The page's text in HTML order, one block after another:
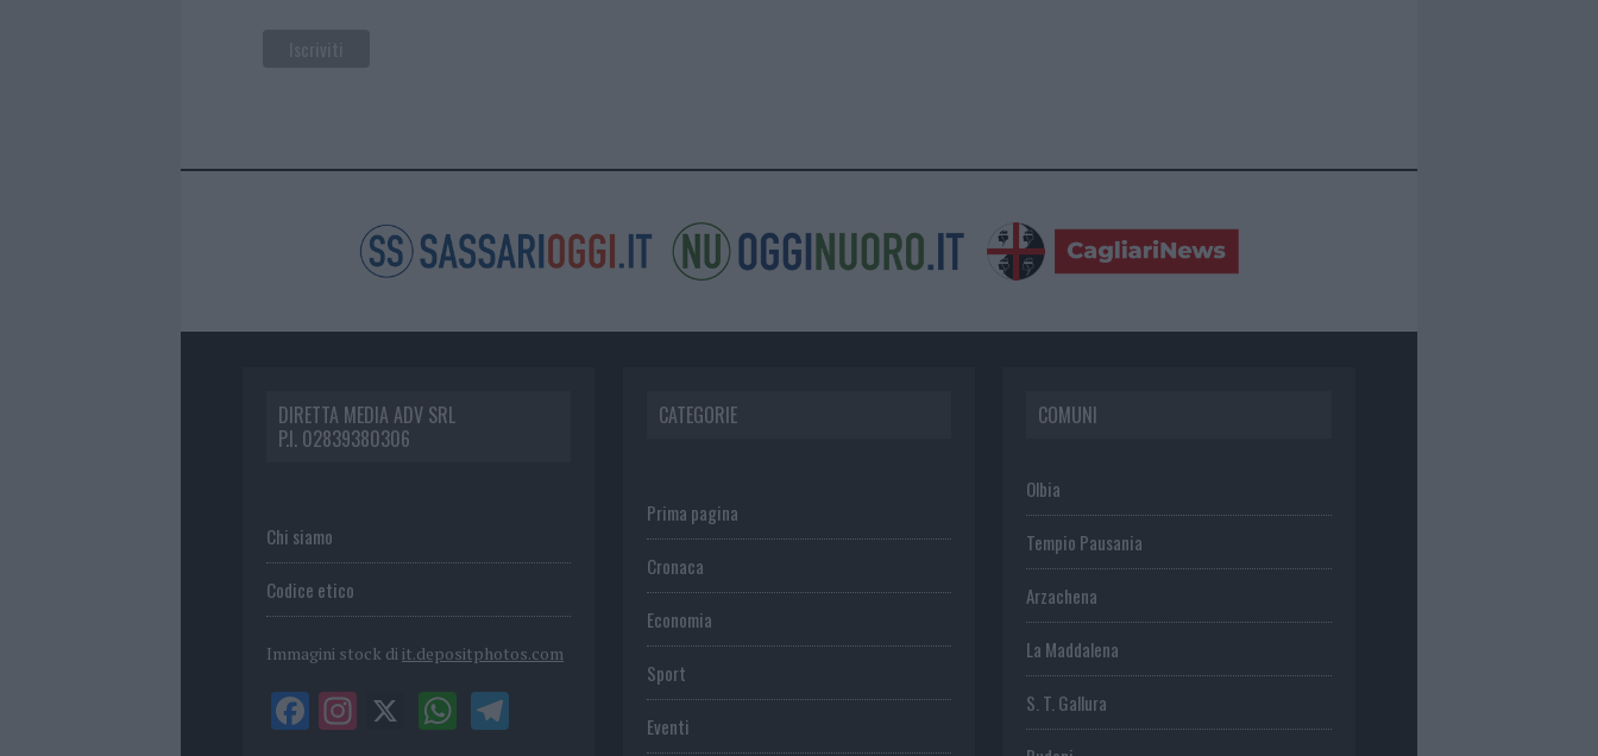
DIRETTA MEDIA ADV SRL
P.I. 02839380306
Chi siamo
Codice etico
Immagini stock di it.depositphotos.com
CATEGORIE
Prima pagina
Cronaca
Economia
Sport
Eventi
COMUNI
Olbia
Tempio Pausania
Arzachena
La Maddalena
S. T. Gallura